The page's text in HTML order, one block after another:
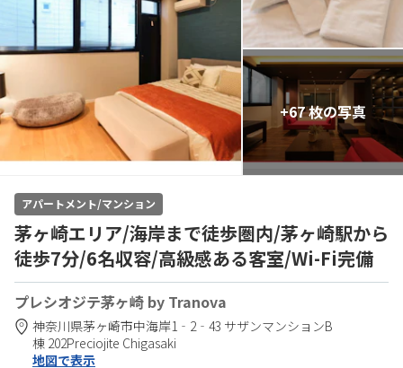
+67 枚の写真
アパートメント/マンション
茅ヶ崎エリア/海岸まで徒歩圏内/茅ヶ崎駅から
徒歩7分/6名収容/高級感ある客室/Wi-Fi完備
プレシオジテ茅ヶ崎 by Tranova
神奈川県茅ヶ崎市中海岸1‐2‐43 サザンマンションB
棟 202Preciojite Chigasaki
地図で表示